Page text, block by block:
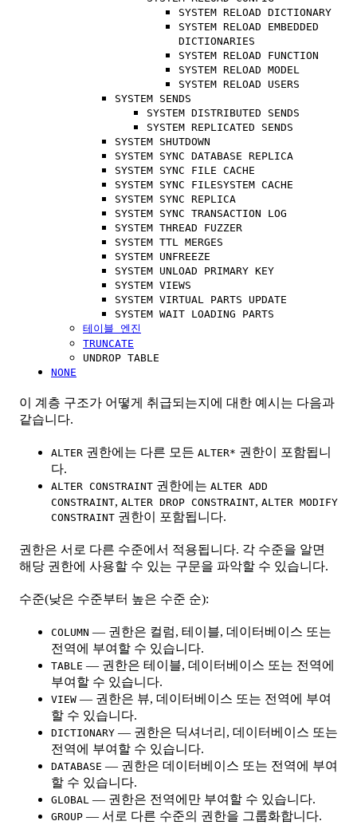
SYSTEM RELOAD DICTIONARY
SYSTEM RELOAD EMBEDDED
DICTIONARIES
SYSTEM RELOAD FUNCTION
SYSTEM RELOAD MODEL
SYSTEM RELOAD USERS
SYSTEM SENDS
SYSTEM DISTRIBUTED SENDS
SYSTEM REPLICATED SENDS
SYSTEM SHUTDOWN
SYSTEM SYNC DATABASE REPLICA
SYSTEM SYNC FILE CACHE
SYSTEM SYNC FILESYSTEM CACHE
SYSTEM SYNC REPLICA
SYSTEM SYNC TRANSACTION LOG
SYSTEM THREAD FUZZER
SYSTEM TTL MERGES
SYSTEM UNFREEZE
SYSTEM UNLOAD PRIMARY KEY
SYSTEM VIEWS
SYSTEM VIRTUAL PARTS UPDATE
SYSTEM WAIT LOADING PARTS
테이블 엔진
TRUNCATE
UNDROP TABLE
NONE
이 계층 구조가 어떻게 취급되는지에 대한 예시는 다음과
같습니다.
ALTER 권한에는 다른 모든 ALTER* 권한이 포함됩니
다.
ALTER CONSTRAINT 권한에는 ALTER ADD
CONSTRAINT, ALTER DROP CONSTRAINT, ALTER MODIFY
CONSTRAINT 권한이 포함됩니다.
권한은 서로 다른 수준에서 적용됩니다. 각 수준을 알면
해당 권한에 사용할 수 있는 구문을 파악할 수 있습니다.
수준(낮은 수준부터 높은 수준 순):
COLUMN — 권한은 컬럼, 테이블, 데이터베이스 또는
전역에 부여할 수 있습니다.
TABLE — 권한은 테이블, 데이터베이스 또는 전역에
부여할 수 있습니다.
VIEW — 권한은 뷰, 데이터베이스 또는 전역에 부여
할 수 있습니다.
DICTIONARY — 권한은 딕셔너리, 데이터베이스 또는
전역에 부여할 수 있습니다.
DATABASE — 권한은 데이터베이스 또는 전역에 부여
할 수 있습니다.
GLOBAL — 권한은 전역에만 부여할 수 있습니다.
GROUP — 서로 다른 수준의 권한을 그룹화합니다.